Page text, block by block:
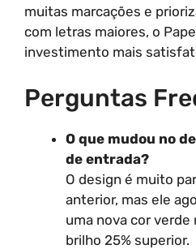
muitas marcações e
com letras maiores, o
investimento mais
Perguntas
O que mudou no
de entrada?
O design é muito
anterior, mas ele
uma nova cor
brilho 25% superior.